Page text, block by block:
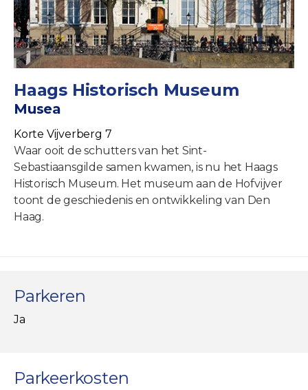
Haags Historisch Museum
Musea
Korte Vijverberg 7
Waar ooit de schutters van het Sint-
Sebastiaansgilde samen kwamen, is nu het Haags
Historisch Museum. Het museum aan de Hofvijver
toont de geschiedenis en ontwikkeling van Den
Haag.
Parkeren
Ja
Parkeerkosten